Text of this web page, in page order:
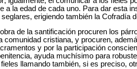
a la edad de cada uno. Para dar esta
erigiendo también la Cofradía
de la santificación procuren los
comunidad cristiana, y procuren,
y por la participación
ayuda muchísimo para
llamando también, si es preciso,